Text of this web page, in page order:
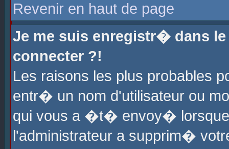
Revenir en haut de page
Je me suis enregistr� dans
connecter ?!
Les raisons les plus probables
entr� un nom d'utilisateur ou
qui vous a �t� envoy�
l'administrateur a supprim�